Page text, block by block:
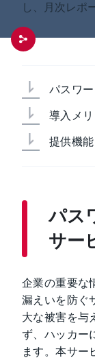
し、月次レポ
パスワ
導入メリ
提供機能
パス
サー
企業の重要な
漏えいを防ぐ
大な被害を与
ず、ハッカー
ます。本サー